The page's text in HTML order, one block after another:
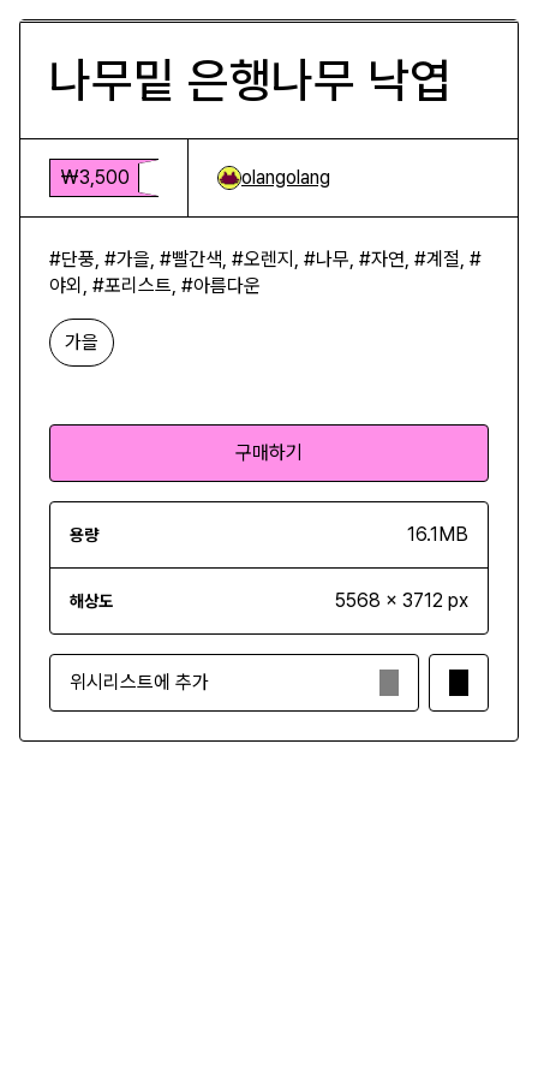
나무밑 은행나무 낙엽
₩3,500 olangolang
#단풍, #가을, #빨간색, #오렌지, #나무, #자연, #계절, #
야외, #포리스트, #아름다운
가을
구매하기
용량 16.1MB
해상도 5568 x 3712 px
위시리스트에 추가